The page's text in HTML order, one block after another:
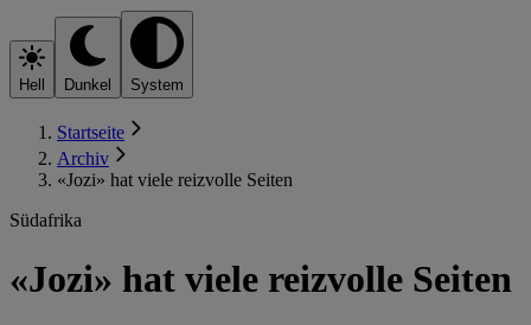
Hell Dunkel System
Startseite
Archiv
«Jozi» hat viele reizvolle Seiten
Südafrika
«Jozi» hat viele reizvolle Seiten